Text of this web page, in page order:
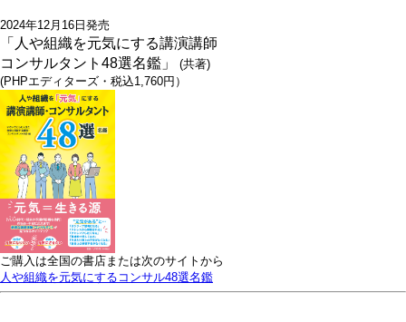
2024年12月16日発売
「人や組織を元気にする講演講師
コンサルタント48選名鑑」 (共著)
(PHPエディターズ・税込1,760円）
ご購入は全国の書店または次のサイトから
人や組織を元気にするコンサル48選名鑑